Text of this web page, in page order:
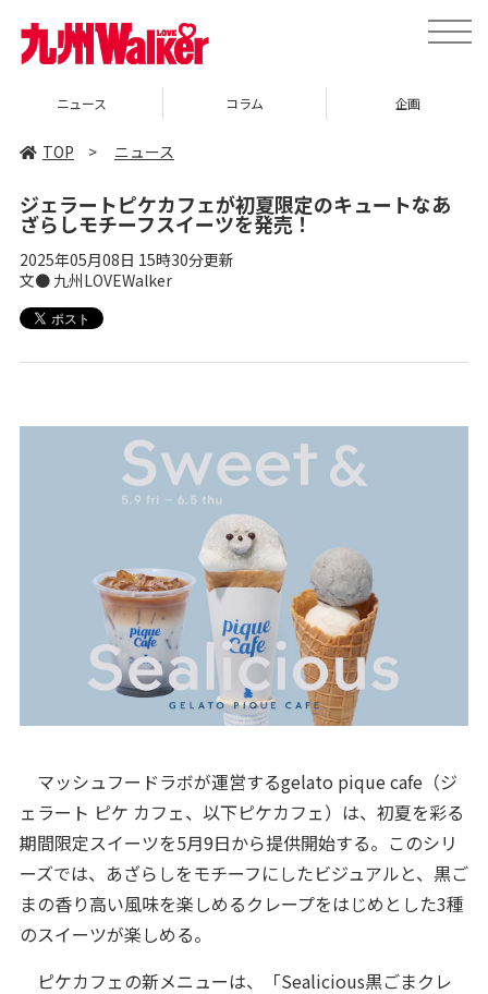
toggle
ニュース コラム 企画
TOP > ニュース
ジェラートピケカフェが初夏限定のキュートなあ
ざらしモチーフスイーツを発売！
2025年05月08日 15時30分更新
文● 九州LOVEWalker
マッシュフードラボが運営するgelato pique cafe（ジ
ェラート ピケ カフェ、以下ピケカフェ）は、初夏を彩る
期間限定スイーツを5月9日から提供開始する。このシリ
ーズでは、あざらしをモチーフにしたビジュアルと、黒ご
まの香り高い風味を楽しめるクレープをはじめとした3種
のスイーツが楽しめる。
ピケカフェの新メニューは、「Sealicious黒ごまクレ